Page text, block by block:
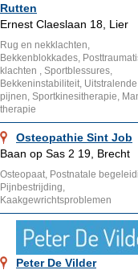
Rutten
Ernest Claeslaan 18, Lier
Rug en nekklachten,
Bekkenblokkades,
klachten , Sportblessures,
Bekkeninstabiliteit, Uitstralende
pijnen, Sportkinesitherapie,
therapie
Osteopathie Sint Job
Baan op Sas 2 19, Brecht
Osteopaat, Postnatale
Pijnbestrijding,
Kaakgewrichtsproblemen
Peter De Vilder